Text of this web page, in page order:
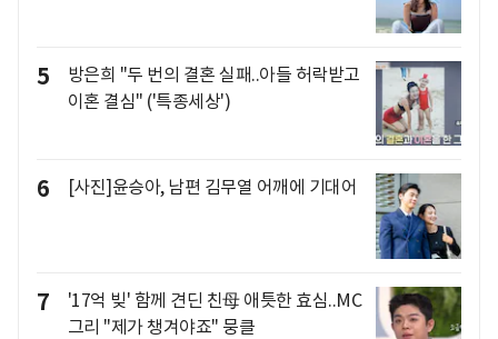
5
방은희 "두 번의 결혼 실패..아들 허락받고
이혼 결심" ('특종세상')
6 [사진]윤승아, 남편 김무열 어깨에 기대어
7
'17억 빚' 함께 견딘 친母 애틋한 효심..MC
그리 "제가 챙겨야죠" 뭉클